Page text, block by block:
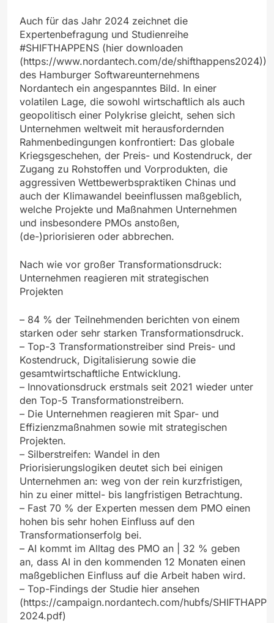
Auch für das Jahr 2024 zeichnet die
Expertenbefragung und Studienreihe
#SHIFTHAPPENS (hier downloaden
(https://www.nordantech.com/de/shifthappens2024))
des Hamburger Softwareunternehmens
Nordantech ein angespanntes Bild. In einer
volatilen Lage, die sowohl wirtschaftlich als auch
geopolitisch einer Polykrise gleicht, sehen sich
Unternehmen weltweit mit herausfordernden
Rahmenbedingungen konfrontiert: Das globale
Kriegsgeschehen, der Preis- und Kostendruck, der
Zugang zu Rohstoffen und Vorprodukten, die
aggressiven Wettbewerbspraktiken Chinas und
auch der Klimawandel beeinflussen maßgeblich,
welche Projekte und Maßnahmen Unternehmen
und insbesondere PMOs anstoßen,
(de-)priorisieren oder abbrechen.
Nach wie vor großer Transformationsdruck:
Unternehmen reagieren mit strategischen
Projekten
– 84 % der Teilnehmenden berichten von einem
starken oder sehr starken Transformationsdruck.
– Top-3 Transformationstreiber sind Preis- und
Kostendruck, Digitalisierung sowie die
gesamtwirtschaftliche Entwicklung.
– Innovationsdruck erstmals seit 2021 wieder unter
den Top-5 Transformationstreibern.
– Die Unternehmen reagieren mit Spar- und
Effizienzmaßnahmen sowie mit strategischen
Projekten.
– Silberstreifen: Wandel in den
Priorisierungslogiken deutet sich bei einigen
Unternehmen an: weg von der rein kurzfristigen,
hin zu einer mittel- bis langfristigen Betrachtung.
– Fast 70 % der Experten messen dem PMO einen
hohen bis sehr hohen Einfluss auf den
Transformationserfolg bei.
– AI kommt im Alltag des PMO an | 32 % geben
an, dass AI in den kommenden 12 Monaten einen
maßgeblichen Einfluss auf die Arbeit haben wird.
– Top-Findings der Studie hier ansehen
(https://campaign.nordantech.com/hubfs/
2024.pdf)